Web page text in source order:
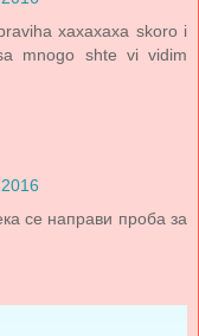
xaxaxaxa skoro i
mnogo shte vi vidim
се направи проба за